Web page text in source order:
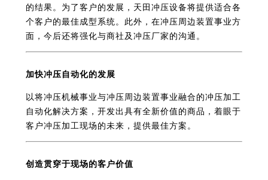
的结果。为了客户的发展，天田冲压设备将提供适合各
个客户的最佳成型系统。此外，在冲压周边装置事业方
面，今后还将强化与商社及冲压厂家的沟通。
加快冲压自动化的发展
以将冲压机械事业与冲压周边装置事业融合的冲压加工
自动化解决方案，开发出具有全新价值的商品，着眼于
客户冲压加工现场的未来，提供最佳方案。
创造贯穿于现场的客户价值